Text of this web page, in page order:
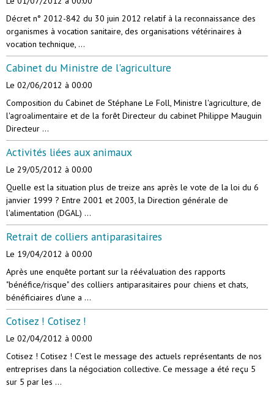
Décret n° 2012-842 du 30 juin 2012 relatif à la reconnaissance des
organismes à vocation sanitaire, des organisations vétérinaires à
vocation technique, ...
Cabinet du Ministre de l'agriculture
Le 02/06/2012 à 00:00
Composition du Cabinet de Stéphane Le Foll, Ministre l'agriculture, de
l'agroalimentaire et de la forêt Directeur du cabinet Philippe Mauguin
Directeur ...
Activités liées aux animaux
Le 29/05/2012 à 00:00
Quelle est la situation plus de treize ans après le vote de la loi du 6
janvier 1999 ? Entre 2001 et 2003, la Direction générale de
l'alimentation (DGAL) ...
Retrait de colliers antiparasitaires
Le 19/04/2012 à 00:00
Après une enquête portant sur la réévaluation des rapports
"bénéfice/risque" des colliers antiparasitaires pour chiens et chats,
bénéficiaires d'une a ...
Cotisez ! Cotisez !
Le 02/04/2012 à 00:00
Cotisez ! Cotisez ! C’est le message des actuels représentants de nos
entreprises dans la négociation collective. Ce message a été reçu 5
sur 5 par les ...